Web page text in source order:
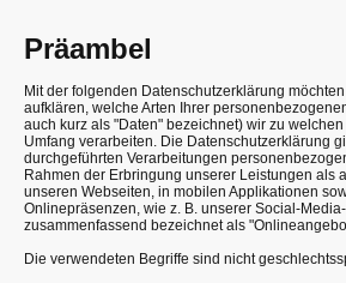
Präambel
Mit der folgenden Datenschutzerklärung
aufklären, welche Arten Ihrer
auch kurz als "Daten" bezeichnet) wir zu
Umfang verarbeiten. Die Datenschutzerklärung
durchgeführten Verarbeitungen
Rahmen der Erbringung unserer Leistungen als
unseren Webseiten, in mobilen Applikationen
Onlinepräsenzen, wie z. B. unserer Social-
zusammenfassend bezeichnet als
Die verwendeten Begriffe sind nicht